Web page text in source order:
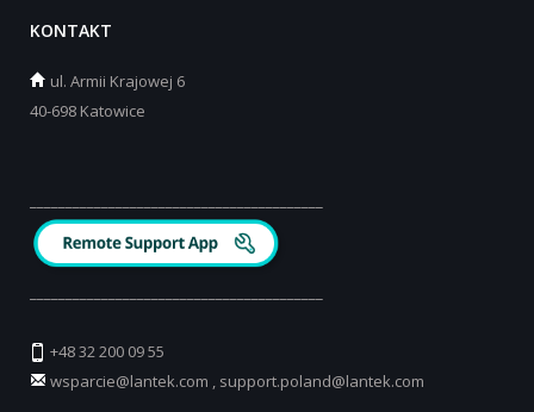
KONTAKT
ul. Armii Krajowej 6
40-698 Katowice
+48 32 200 09 55
wsparcie@lantek.com
support.poland@lantek.com